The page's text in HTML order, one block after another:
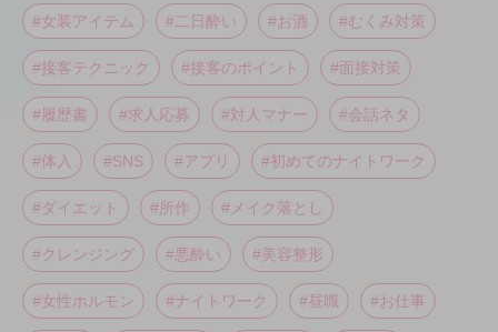
#女装アイテム #二日酔い #お酒 #むくみ対策
#接客テクニック #接客のポイント #面接対策
#履歴書 #求人応募 #対人マナー #会話ネタ
#体入 #SNS #アプリ #初めてのナイトワーク
#ダイエット #所作 #メイク落とし
#クレンジング #悪酔い #美容整形
#女性ホルモン #ナイトワーク #昼職 #お仕事